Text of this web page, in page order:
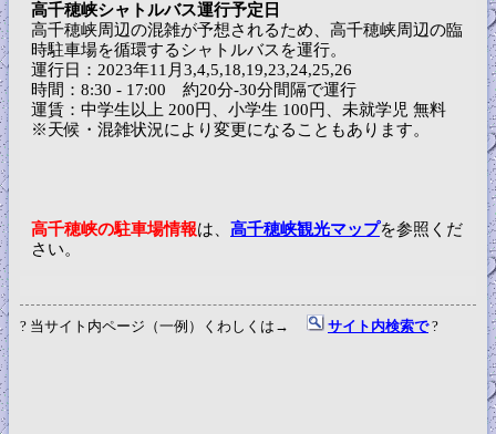
高千穂峡シャトルバス運行予定日
高千穂峡周辺の混雑が予想されるため、高千穂峡周辺の臨
時駐車場を循環するシャトルバスを運行。
運行日：2023年11月3,4,5,18,19,23,24,25,26
時間：8:30 - 17:00 約20分-30分間隔で運行
運賃：中学生以上 200円、小学生 100円、未就学児 無料
※天候・混雑状況により変更になることもあります。
高千穂峡の駐車場情報は、 高千穂峡観光マップを参照くだ
さい。
? 当サイト内ページ（一例）くわしくは→ サイト内検索で?